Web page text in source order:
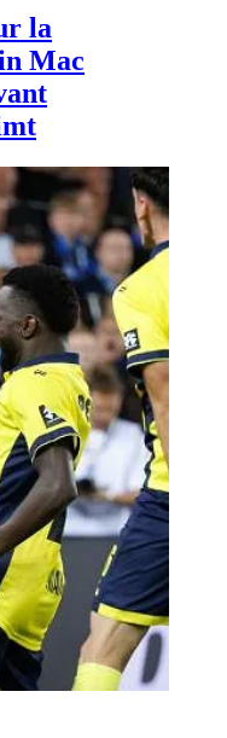
la
Mac